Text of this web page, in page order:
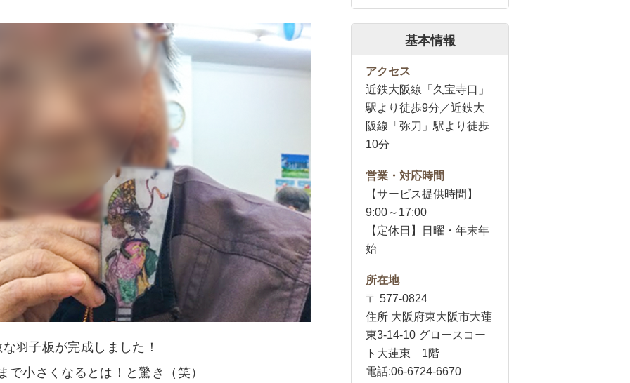
羽子板が完成しました！
で小さくなるとは！と驚き（笑）
基本情報
アクセス
近鉄大阪線「久宝寺口」
駅より徒歩9分／近鉄大
阪線「弥刀」駅より徒歩
10分
営業・対応時間
【サービス提供時間】
9:00～17:00
【定休日】日曜・年末年
始
所在地
〒 577-0824
住所 大阪府東大阪市大蓮
東3-14-10 グロースコー
ト大蓮東 1階
電話:06-6724-6670